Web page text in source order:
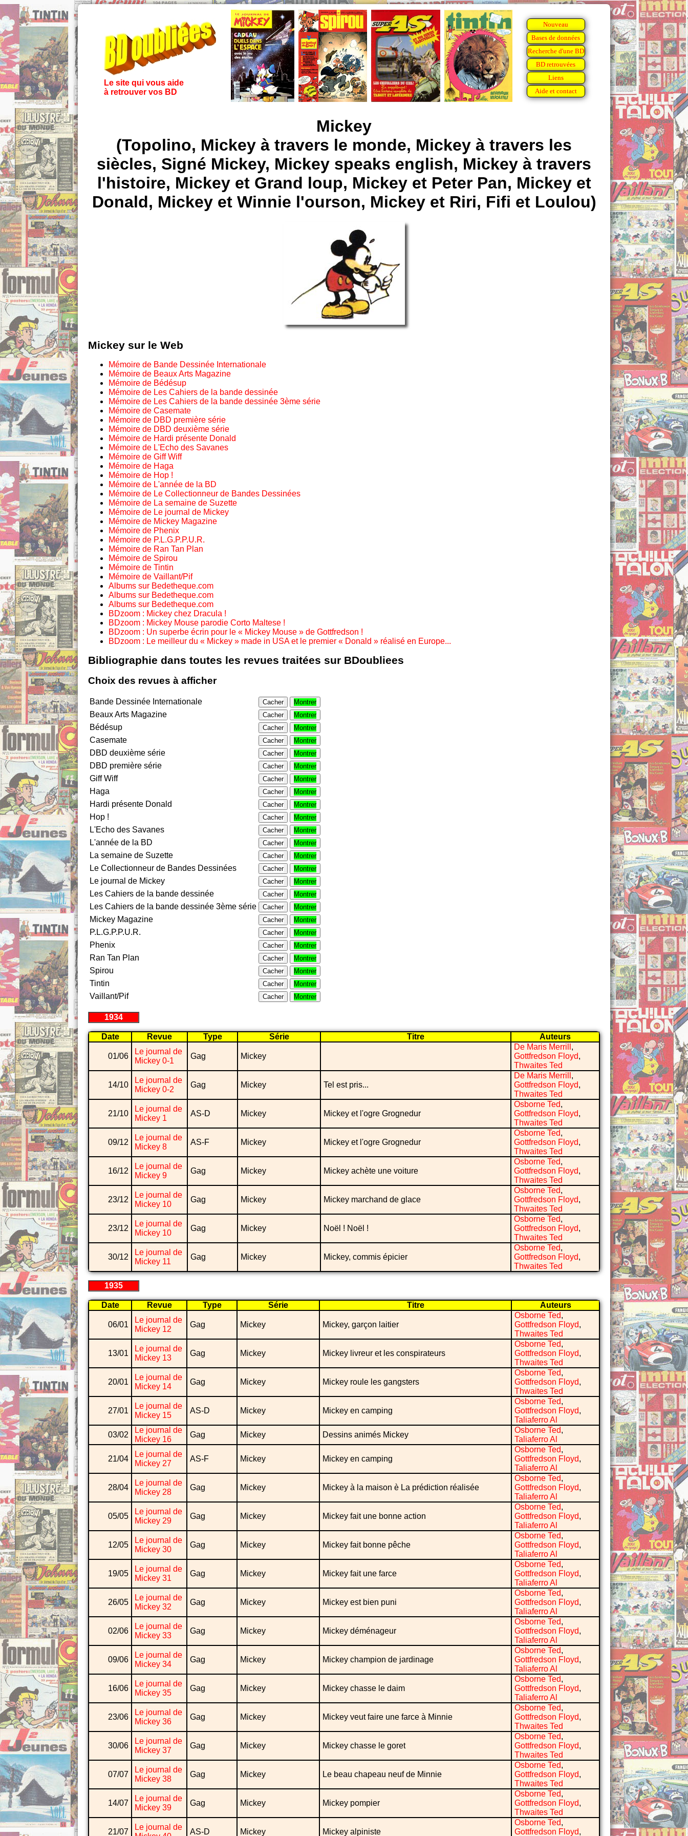
Le site qui vous aide
à retrouver vos BD
Nouveau
Bases de données
Recherche d'une BD
BD retrouvées
Liens
Aide et contact
Mickey
(Topolino, Mickey à travers le monde, Mickey à travers les
siècles, Signé Mickey, Mickey speaks english, Mickey à travers
l'histoire, Mickey et Grand loup, Mickey et Peter Pan, Mickey et
Donald, Mickey et Winnie l'ourson, Mickey et Riri, Fifi et Loulou)
Mickey sur le Web
Mémoire de Bande Dessinée Internationale
Mémoire de Beaux Arts Magazine
Mémoire de Bédésup
Mémoire de Les Cahiers de la bande dessinée
Mémoire de Les Cahiers de la bande dessinée 3ème série
Mémoire de Casemate
Mémoire de DBD première série
Mémoire de DBD deuxième série
Mémoire de Hardi présente Donald
Mémoire de L'Echo des Savanes
Mémoire de Giff Wiff
Mémoire de Haga
Mémoire de Hop !
Mémoire de L'année de la BD
Mémoire de Le Collectionneur de Bandes Dessinées
Mémoire de La semaine de Suzette
Mémoire de Le journal de Mickey
Mémoire de Mickey Magazine
Mémoire de Phenix
Mémoire de P.L.G.P.P.U.R.
Mémoire de Ran Tan Plan
Mémoire de Spirou
Mémoire de Tintin
Mémoire de Vaillant/Pif
Albums sur Bedetheque.com
Albums sur Bedetheque.com
Albums sur Bedetheque.com
BDzoom : Mickey chez Dracula !
BDzoom : Mickey Mouse parodie Corto Maltese !
BDzoom : Un superbe écrin pour le « Mickey Mouse » de Gottfredson !
BDzoom : Le meilleur du « Mickey » made in USA et le premier « Donald » réalisé en Europe...
Bibliographie dans toutes les revues traitées sur BDoubliees
Choix des revues à afficher
Bande Dessinée Internationale Cacher Montrer
Beaux Arts Magazine Cacher Montrer
Bédésup Cacher Montrer
Casemate Cacher Montrer
DBD deuxième série Cacher Montrer
DBD première série Cacher Montrer
Giff Wiff Cacher Montrer
Haga Cacher Montrer
Hardi présente Donald Cacher Montrer
Hop ! Cacher Montrer
L'Echo des Savanes Cacher Montrer
L'année de la BD Cacher Montrer
La semaine de Suzette Cacher Montrer
Le Collectionneur de Bandes Dessinées Cacher Montrer
Le journal de Mickey Cacher Montrer
Les Cahiers de la bande dessinée Cacher Montrer
Les Cahiers de la bande dessinée 3ème série Cacher Montrer
Mickey Magazine Cacher Montrer
P.L.G.P.P.U.R. Cacher Montrer
Phenix Cacher Montrer
Ran Tan Plan Cacher Montrer
Spirou Cacher Montrer
Tintin Cacher Montrer
Vaillant/Pif Cacher Montrer
1934
Date Revue Type Série Titre Auteurs
01/06
Le journal de
Mickey 0-1
Gag Mickey
De Maris Merrill ,
Gottfredson Floyd,
Thwaites Ted
14/10
Le journal de
Mickey 0-2
Gag Mickey Tel est pris...
De Maris Merrill ,
Gottfredson Floyd,
Thwaites Ted
21/10
Le journal de
Mickey 1
AS-D Mickey Mickey et l'ogre Grognedur
Osborne Ted,
Gottfredson Floyd,
Thwaites Ted
09/12
Le journal de
Mickey 8
AS-F Mickey Mickey et l'ogre Grognedur
Osborne Ted,
Gottfredson Floyd,
Thwaites Ted
16/12
Le journal de
Mickey 9
Gag Mickey Mickey achète une voiture
Osborne Ted,
Gottfredson Floyd,
Thwaites Ted
23/12
Le journal de
Mickey 10
Gag Mickey Mickey marchand de glace
Osborne Ted,
Gottfredson Floyd,
Thwaites Ted
23/12
Le journal de
Mickey 10
Gag Mickey Noël ! Noël !
Osborne Ted,
Gottfredson Floyd,
Thwaites Ted
30/12
Le journal de
Mickey 11
Gag Mickey Mickey, commis épicier
Osborne Ted,
Gottfredson Floyd,
Thwaites Ted
1935
Date Revue Type Série Titre Auteurs
06/01
Le journal de
Mickey 12
Gag Mickey Mickey, garçon laitier
Osborne Ted,
Gottfredson Floyd,
Thwaites Ted
13/01
Le journal de
Mickey 13
Gag Mickey Mickey livreur et les conspirateurs
Osborne Ted,
Gottfredson Floyd,
Thwaites Ted
20/01
Le journal de
Mickey 14
Gag Mickey Mickey roule les gangsters
Osborne Ted,
Gottfredson Floyd,
Thwaites Ted
27/01
Le journal de
Mickey 15
AS-D Mickey Mickey en camping
Osborne Ted,
Gottfredson Floyd,
Taliaferro Al
03/02
Le journal de
Mickey 16
Gag Mickey Dessins animés Mickey
Osborne Ted,
Taliaferro Al
21/04
Le journal de
Mickey 27
AS-F Mickey Mickey en camping
Osborne Ted,
Gottfredson Floyd,
Taliaferro Al
28/04
Le journal de
Mickey 28
Gag Mickey Mickey à la maison è La prédiction réalisée
Osborne Ted,
Gottfredson Floyd,
Taliaferro Al
05/05
Le journal de
Mickey 29
Gag Mickey Mickey fait une bonne action
Osborne Ted,
Gottfredson Floyd,
Taliaferro Al
12/05
Le journal de
Mickey 30
Gag Mickey Mickey fait bonne pêche
Osborne Ted,
Gottfredson Floyd,
Taliaferro Al
19/05
Le journal de
Mickey 31
Gag Mickey Mickey fait une farce
Osborne Ted,
Gottfredson Floyd,
Taliaferro Al
26/05
Le journal de
Mickey 32
Gag Mickey Mickey est bien puni
Osborne Ted,
Gottfredson Floyd,
Taliaferro Al
02/06
Le journal de
Mickey 33
Gag Mickey Mickey déménageur
Osborne Ted,
Gottfredson Floyd,
Taliaferro Al
09/06
Le journal de
Mickey 34
Gag Mickey Mickey champion de jardinage
Osborne Ted,
Gottfredson Floyd,
Taliaferro Al
16/06
Le journal de
Mickey 35
Gag Mickey Mickey chasse le daim
Osborne Ted,
Gottfredson Floyd,
Taliaferro Al
23/06
Le journal de
Mickey 36
Gag Mickey Mickey veut faire une farce à Minnie
Osborne Ted,
Gottfredson Floyd,
Thwaites Ted
30/06
Le journal de
Mickey 37
Gag Mickey Mickey chasse le goret
Osborne Ted,
Gottfredson Floyd,
Thwaites Ted
07/07
Le journal de
Mickey 38
Gag Mickey Le beau chapeau neuf de Minnie
Osborne Ted,
Gottfredson Floyd,
Thwaites Ted
14/07
Le journal de
Mickey 39
Gag Mickey Mickey pompier
Osborne Ted,
Gottfredson Floyd,
Thwaites Ted
21/07
Le journal de
AS-D Mickey Mickey alpiniste
Osborne Ted,
Gottfredson Floyd,